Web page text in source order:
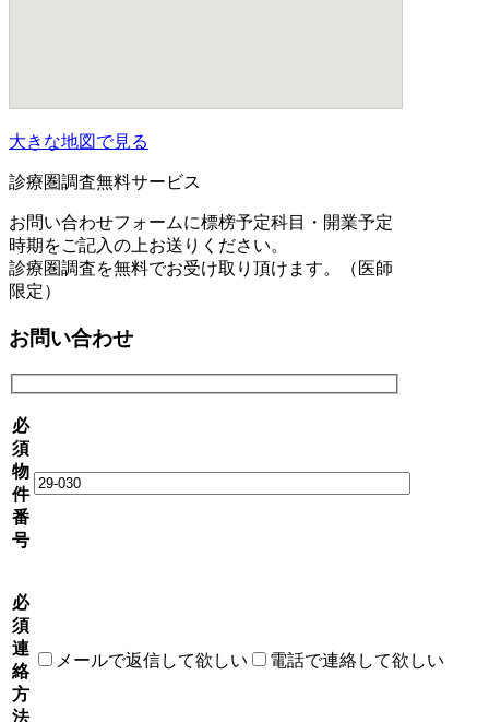
大きな地図で見る
診療圏調査無料サービス
お問い合わせフォームに標榜予定科目・開業予定
時期をご記入の上お送りください。
診療圏調査を無料でお受け取り頂けます。（医師
限定）
お問い合わせ
必
須
物
件
番
号
必
須
連
絡
方
法
メールで返信して欲しい 電話で連絡して欲しい